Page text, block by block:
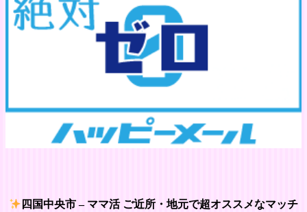
四国中央市 – ママ活 ご近所・地元で超オススメなマッチ